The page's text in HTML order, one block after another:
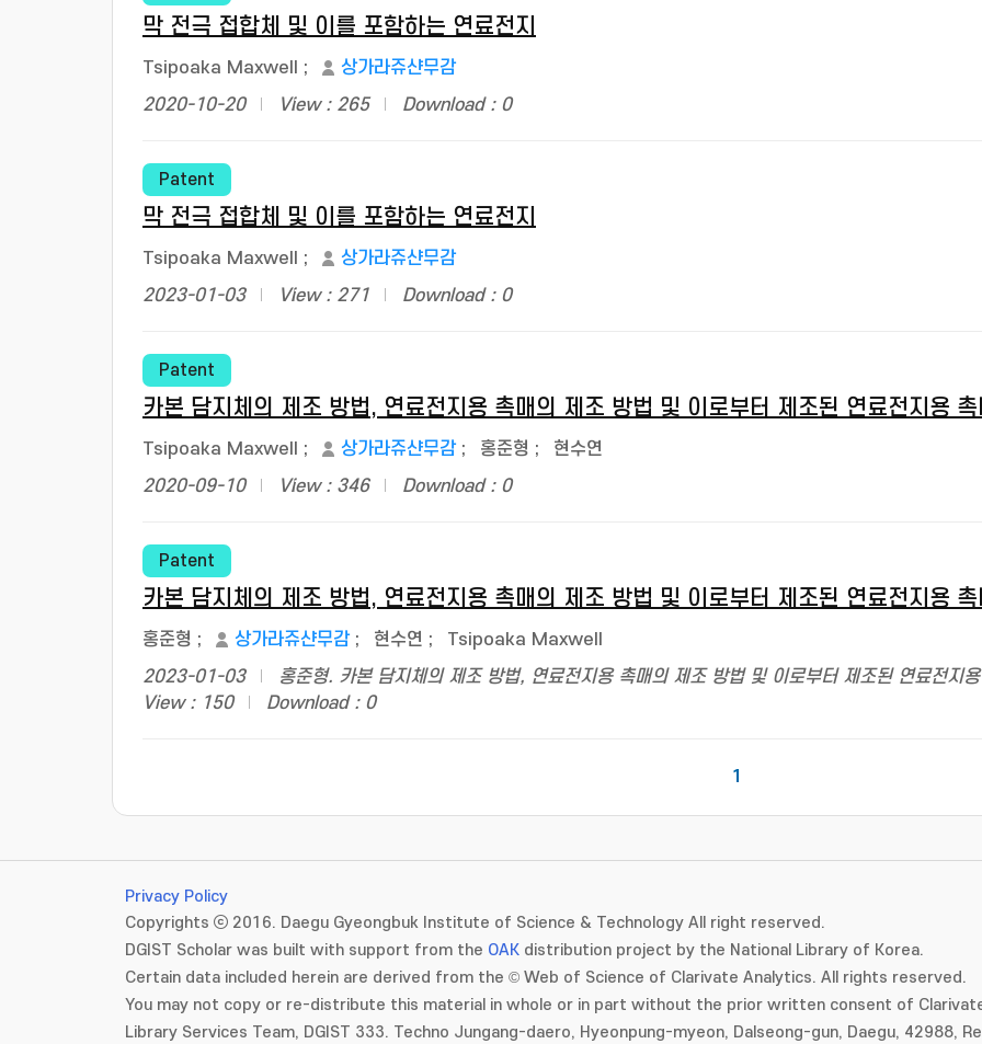
막 전극 접합체 및 이를 포함하는 연료전지
Tsipoaka Maxwell ;
상가라쥬샨무감
2020-10-20
View : 265 Download : 0
Patent
막 전극 접합체 및 이를 포함하는 연료전지
Tsipoaka Maxwell ;
상가라쥬샨무감
2023-01-03
View : 271 Download : 0
Patent
카본 담지체의 제조 방법, 연료전지용 촉매의 제조 방법 및 이로부터 제조된 연료전지용 촉
Tsipoaka Maxwell ; 상가라쥬샨무감; 홍준형 ;
현수연
2020-09-10
View : 346 Download : 0
Patent
카본 담지체의 제조 방법, 연료전지용 촉매의 제조 방법 및 이로부터 제조된 연료전지용 촉
홍준형 ; 상가라쥬샨무감; 현수연 ;
Tsipoaka Maxwell
2023-01-03
홍준형. 카본 담지체의 제조 방법, 연료전지용 촉매의 제조 방법 및 이로부터 제조된 연료전지
View : 150
Download : 0
1
Privacy Policy
Copyrights ⓒ 2016. Daegu Gyeongbuk Institute of Science & Technology All right reserved.
DGIST Scholar was built with support from the OAK distribution project by the National Library of Korea.
Certain data included herein are derived from the © Web of Science of Clarivate Analytics. All rights reserved.
You may not copy or re-distribute this material in whole or in part without the prior written consent of
Library Services Team, DGIST 333. Techno Jungang-daero, Hyeonpung-myeon, Dalseong-gun, Daegu, 42988,